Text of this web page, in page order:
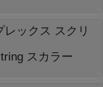
レックス スクリ
スカラー